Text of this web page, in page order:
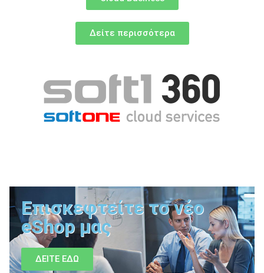
Δείτε περισσότερα
Επισκεφτείτε το νέο
eShop μας
ΔΕΙΤΕ ΕΔΩ